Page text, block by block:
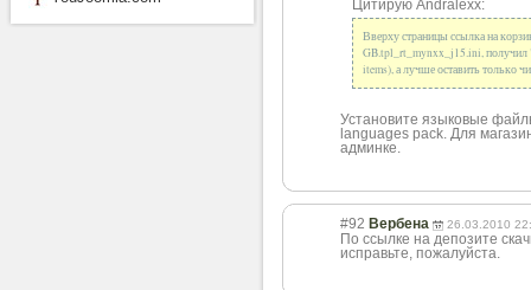
Цитирую Andralexx:
Вверху страницы ссылка на
GB.tpl_rt_mynxx_j15.ini, получил
items), а лучше оставить только
Установите языковые
languages pack. Для
админке.
#92 Вербена 26.03.2010
По ссылке на депозите
исправьте, пожалуйста.